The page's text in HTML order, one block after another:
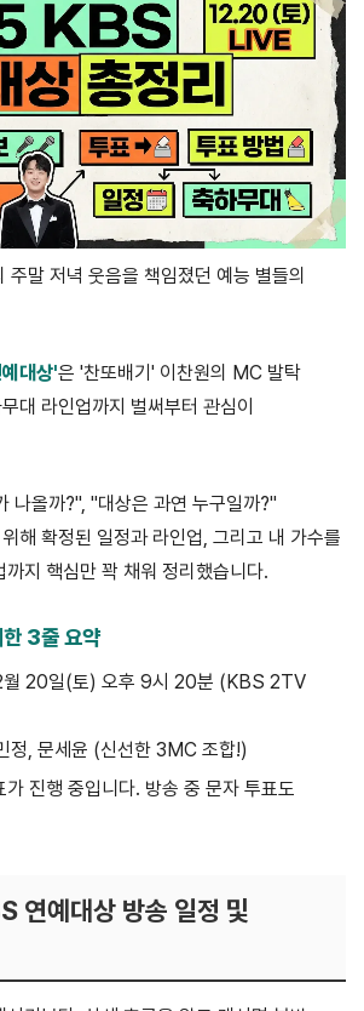
말 저녁 웃음을 책임졌던 예능 별들의
대상'은 '찬또배기' 이찬원의 MC 발탁
대 라인업까지 벌써부터 관심이
나올까?", "대상은 과연 누구일까?"
해 확정된 일정과 라인업, 그리고 내 가수를
까지 핵심만 꽉 채워 정리했습니다.
3줄 요약
20일(토) 오후 9시 20분 (KBS 2TV
정, 문세윤 (신선한 3MC 조합!)
가 진행 중입니다. 방송 중 문자 투표도
연예대상 방송 일정 및